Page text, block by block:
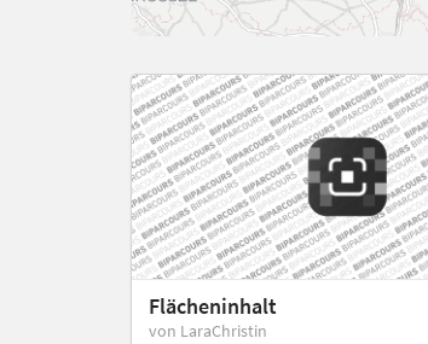
Flächeninhalt
von LaraChristin